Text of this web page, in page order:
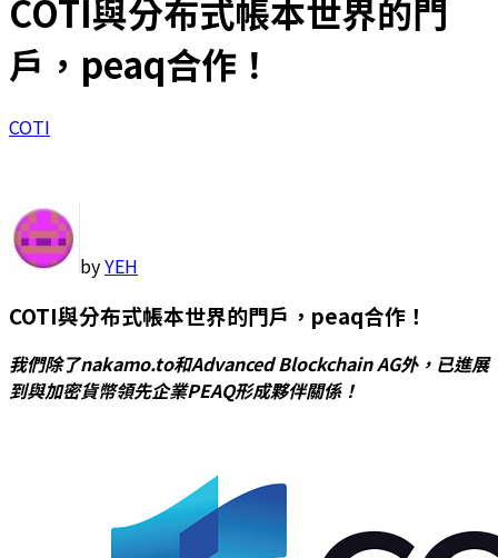
COTI與分布式帳本世界的門
戶，peaq合作！
COTI
byYEH
COTI與分布式帳本世界的門戶，peaq合作！
我們除了nakamo.to和Advanced Blockchain AG外，已進展
到與加密貨幣領先企業PEAQ形成夥伴關係！